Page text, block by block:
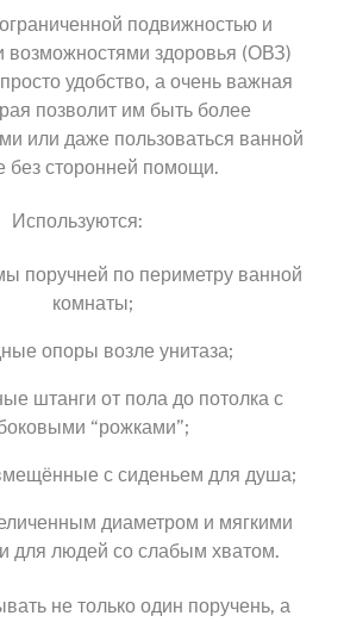
подвижностью и
возможностями здоровья (ОВЗ)
удобство, а очень важная
позволит им быть более
или даже пользоваться ванной
без сторонней помощи.
Используются:
поручней по периметру ванной
комнаты;
опоры возле унитаза;
штанги от пола до потолка с
“рожками”;
с сиденьем для душа;
диаметром и мягкими
для людей со слабым хватом.
не только один поручень, а